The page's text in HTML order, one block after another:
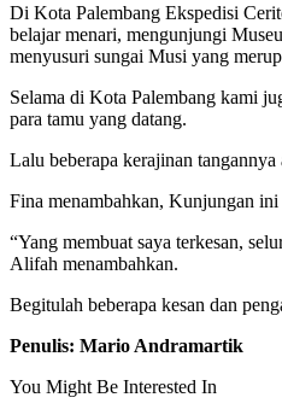
Di Kota Palembang Ekspedisi
belajar menari, mengunjungi
menyusuri sungai Musi yang
Selama di Kota Palembang kami
para tamu yang datang.
Lalu beberapa kerajinan
Fina menambahkan, Kunjungan
“Yang membuat saya terkesan,
Alifah menambahkan.
Begitulah beberapa kesan dan
Penulis: Mario Andramartik
You Might Be Interested In